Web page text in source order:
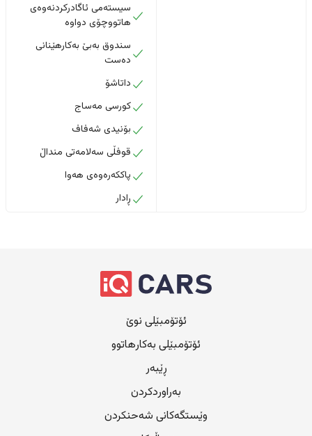
سیستەمی ئاگادرکردنەوەی
هاتووچۆی دواوە
سندوق بەبێ بەکارهێنانی
دەست
داتاشۆ
کورسی مەساج
بۆنیدی شەفاف
قوفڵی سەلامەتی منداڵ
پاککەرەوەی هەوا
ڕادار
ئۆتۆمبێلی نوێ
ئۆتۆمبێلی بەکارهاتوو
ڕێبەر
بەراوردکردن
وێستگەکانی شەحنکردن